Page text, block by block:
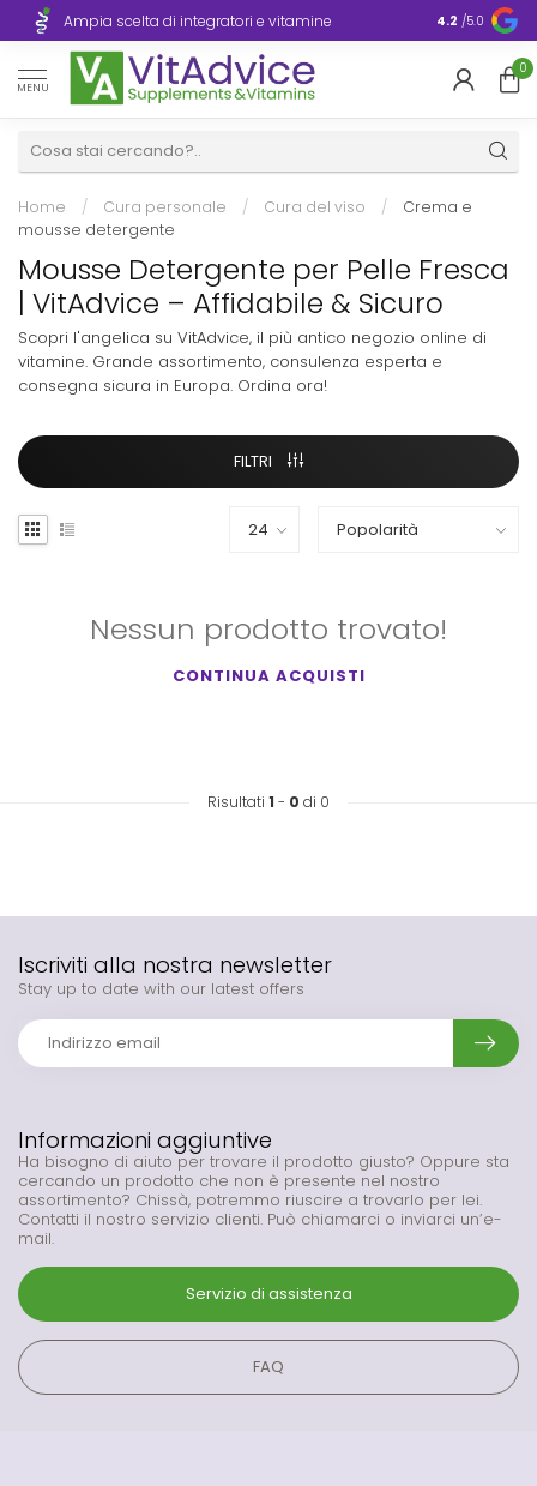
Ampia scelta di integratori e vitamine Consegna
Europa
4.2 /5.0
MENU
0
Home / Cura personale / Cura del viso /
Crema e
mousse detergente
Mousse Detergente per Pelle Fresca
| VitAdvice – Affidabile & Sicuro
Scopri l'angelica su VitAdvice, il più antico negozio online di
vitamine. Grande assortimento, consulenza esperta e
consegna sicura in Europa. Ordina ora!
FILTRI
Nessun prodotto trovato!
CONTINUA ACQUISTI
Risultati 1 - 0 di 0
Informazioni aggiuntive
Ha bisogno di aiuto per trovare il prodotto giusto? Oppure sta
cercando un prodotto che non è presente nel nostro
assortimento? Chissà, potremmo riuscire a trovarlo per lei.
Contatti il nostro servizio clienti. Può chiamarci o inviarci un’e-
mail.
Servizio di assistenza
FAQ
Iscriviti alla nostra newsletter
Stay up to date with our latest offers